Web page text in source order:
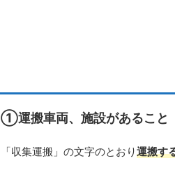
①運搬車両、施設があること
「収集運搬」の文字のとおり運搬す